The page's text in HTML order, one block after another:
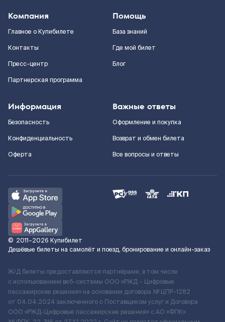
Компания
Главное о Купибилете
Контакты
Пресс-центр
Партнерская программа
Помощь
База знаний
Где мой билет
Блог
Информация
Безопасность
Конфиденциальность
Оферта
Важные ответы
Оформление и покупка
Возврат и обмен билета
Все вопросы и ответы
© 2011–2026 Купибилет
Дешёвые билеты на самолёт и поезд, бронирование и онлайн-заказ
Ж/Д билеты предоставляются партнёрами, в том числе
с использованием веб-системы ООО «РЖД – Цифровые
пассажирские решения» на основании договора № ЦПР-1282
от 04.04.2024 заключенного с Поставщиком услуг и Договора
ООО «РЖД-Цифровые пассажирские решения» c АО «ФПК»